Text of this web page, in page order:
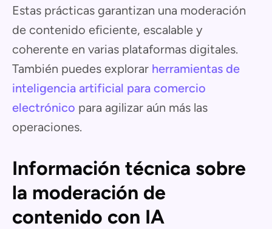
Estas prácticas garantizan una moderación
de contenido eficiente, escalable y
coherente en varias plataformas digitales.
También puedes explorar herramientas de
inteligencia artificial para comercio
electrónico para agilizar aún más las
operaciones.
Información técnica sobre
la moderación de
contenido con IA